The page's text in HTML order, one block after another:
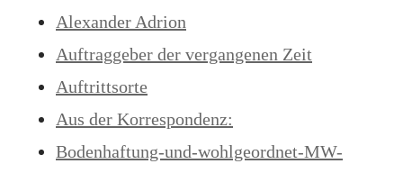
Alexander Adrion
Auftraggeber der vergangenen Zeit
Auftrittsorte
Aus der Korrespondenz:
Bodenhaftung-und-wohlgeordnet-MW-
Zauberstunde